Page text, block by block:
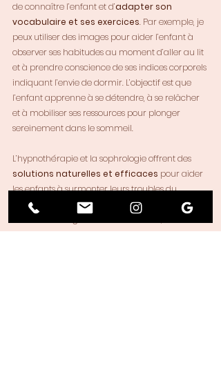
de connaître l’enfant et d’adapter son
vocabulaire et ses exercices. Par exemple, je
peux utiliser des images pour aider l’enfant à
observer ses habitudes au moment d’aller au lit
et à prendre conscience de ses indices corporels
indiquant l’envie de dormir. L’objectif est que
l’enfant apprenne à se détendre, à se relâcher
et à mobiliser ses ressources pour plonger
sereinement dans le sommeil.
L’hypnothérapie et la sophrologie offrent des
solutions naturelles et efficaces pour aider
les enfants à surmonter leurs troubles du
sommeil. En se connectant à leur potentiel
peuvent retrouver un sommeil paisible et